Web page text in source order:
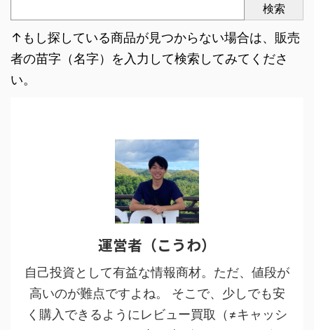
検索
↑もし探している商品が見つからない場合は、販売
者の苗字（名字）を入力して検索してみてくださ
い。
運営者（こうわ）
自己投資として有益な情報商材。ただ、値段が
高いのが難点ですよね。 そこで、少しでも安
く購入できるようにレビュー買取（≠キャッシ